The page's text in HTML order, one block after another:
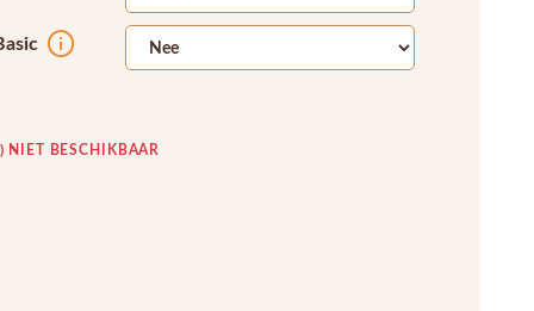
NIET BESCHIKBAAR